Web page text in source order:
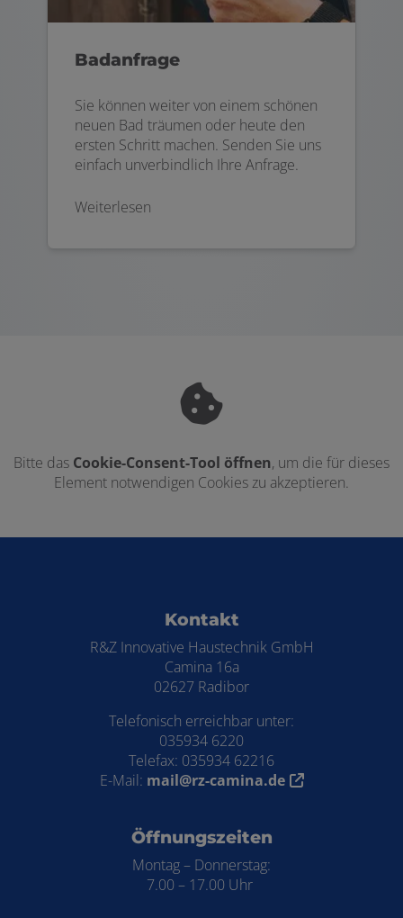
Badanfrage
Sie können weiter von einem schönen
neuen Bad träumen oder heute den
ersten Schritt machen. Senden Sie uns
einfach unverbindlich Ihre Anfrage.
Weiterlesen
Bitte das Cookie-Consent-Tool öffnen, um die für dieses
Element notwendigen Cookies zu akzeptieren.
Kontakt
R&Z Innovative Haustechnik GmbH
Camina 16a
02627 Radibor
Telefonisch erreichbar unter:
035934 6220
Telefax: 035934 62216
E-Mail: mail@rz-camina.de
Öffnungszeiten
Montag – Donnerstag:
7.00 – 17.00 Uhr